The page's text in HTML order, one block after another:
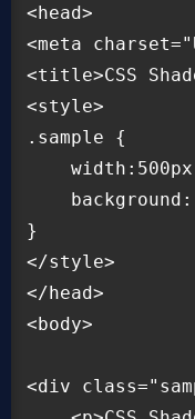
<head>
<meta
<title>CSS
<style>
.sample {
}
</style>
</head>
<body>
<div